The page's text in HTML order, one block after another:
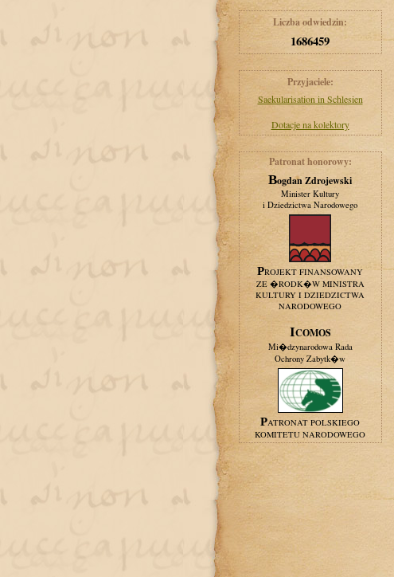
Liczba odwiedzin:
1686459
Przyjaciele:
Saekularisation in Schlesien
Dotacje na kolektory
Patronat honorowy:
Bogdan Zdrojewski
Minister Kultury
i Dziedzictwa Narodowego
PROJEKT FINANSOWANY
ZE �RODK�W MINISTRA
KULTURY I DZIEDZICTWA
NARODOWEGO
ICOMOS
Mi�dzynarodowa Rada
Ochrony Zabytk�w
PATRONAT POLSKIEGO
KOMITETU NARODOWEGO